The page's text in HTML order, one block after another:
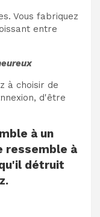
Vous fabriquez
entre
à choisir de
d'être
à un
ressemble à
détruit